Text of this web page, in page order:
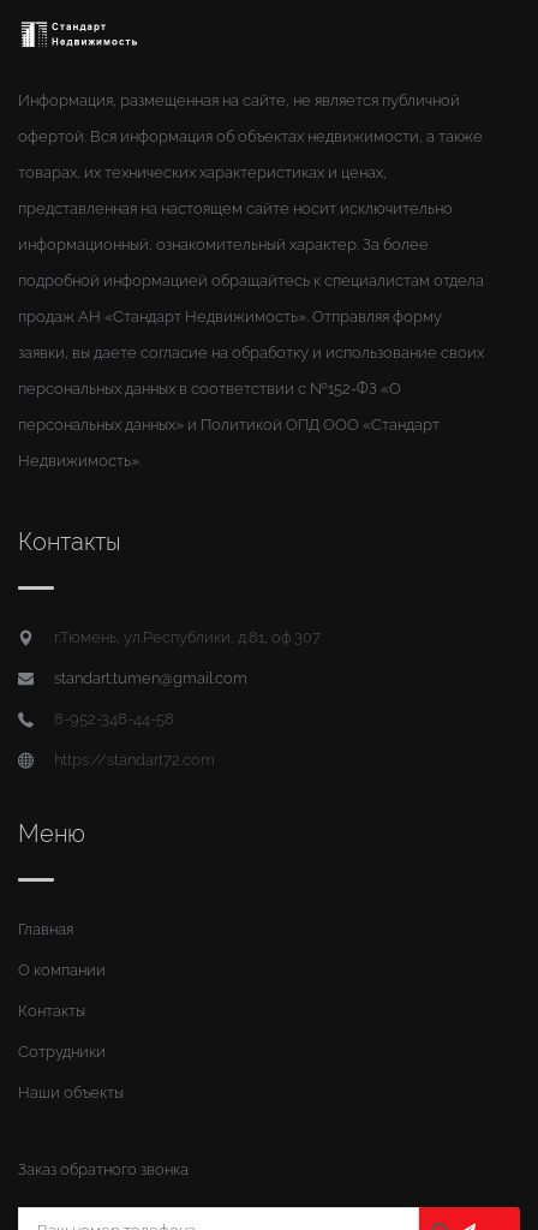
Информация, размещенная на сайте, не является публичной
офертой. Вся информация об объектах недвижимости, а также
товарах, их технических характеристиках и ценах,
представленная на настоящем сайте носит исключительно
информационный, ознакомительный характер. За более
подробной информацией обращайтесь к специалистам отдела
продаж АН «Стандарт Недвижимость». Отправляя форму
заявки, вы даете согласие на обработку и использование своих
персональных данных в соответствии с №152-ФЗ «О
персональных данных» и Политикой ОПД ООО «Стандарт
Недвижимость».
Контакты
г.Тюмень, ул.Республики, д.81, оф.307
standart.tumen@gmail.com
8-952-348-44-58
https://standart72.com
Меню
Главная
О компании
Контакты
Сотрудники
Наши объекты
Заказ обратного звонка